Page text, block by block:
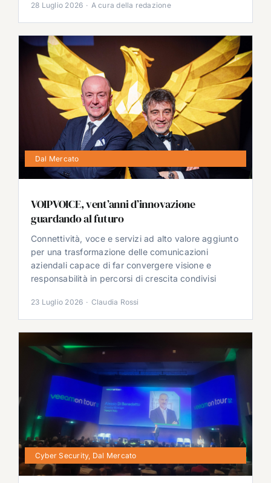
28 Luglio 2026 · A cura della redazione
Dal Mercato
VOIPVOICE, vent’anni d’innovazione
guardando al futuro
Connettività, voce e servizi ad alto valore aggiunto
per una trasformazione delle comunicazioni
aziendali capace di far convergere visione e
responsabilità in percorsi di crescita condivisi
23 Luglio 2026 · Claudia Rossi
Cyber Security, Dal Mercato